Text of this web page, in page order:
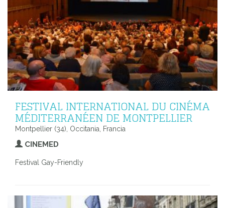
FESTIVAL INTERNATIONAL DU CINÉMA
MÉDITERRANÉEN DE MONTPELLIER
Montpellier (34), Occitania, Francia
CINEMED
Festival Gay-Friendly